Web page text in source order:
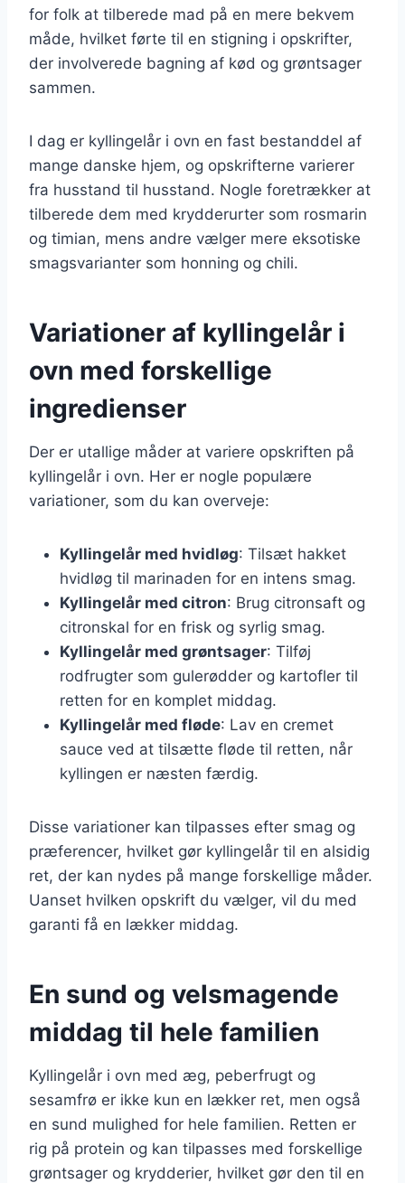
for folk at tilberede mad på en mere bekvem
måde, hvilket førte til en stigning i opskrifter,
der involverede bagning af kød og grøntsager
sammen.
I dag er kyllingelår i ovn en fast bestanddel af
mange danske hjem, og opskrifterne varierer
fra husstand til husstand. Nogle foretrækker at
tilberede dem med krydderurter som rosmarin
og timian, mens andre vælger mere eksotiske
smagsvarianter som honning og chili.
Variationer af kyllingelår i
ovn med forskellige
ingredienser
Der er utallige måder at variere opskriften på
kyllingelår i ovn. Her er nogle populære
variationer, som du kan overveje:
Kyllingelår med hvidløg: Tilsæt hakket
hvidløg til marinaden for en intens smag.
Kyllingelår med citron: Brug citronsaft og
citronskal for en frisk og syrlig smag.
Kyllingelår med grøntsager: Tilføj
rodfrugter som gulerødder og kartofler til
retten for en komplet middag.
Kyllingelår med fløde: Lav en cremet
sauce ved at tilsætte fløde til retten, når
kyllingen er næsten færdig.
Disse variationer kan tilpasses efter smag og
præferencer, hvilket gør kyllingelår til en alsidig
ret, der kan nydes på mange forskellige måder.
Uanset hvilken opskrift du vælger, vil du med
garanti få en lækker middag.
En sund og velsmagende
middag til hele familien
Kyllingelår i ovn med æg, peberfrugt og
sesamfrø er ikke kun en lækker ret, men også
en sund mulighed for hele familien. Retten er
rig på protein og kan tilpasses med forskellige
grøntsager og krydderier, hvilket gør den til en